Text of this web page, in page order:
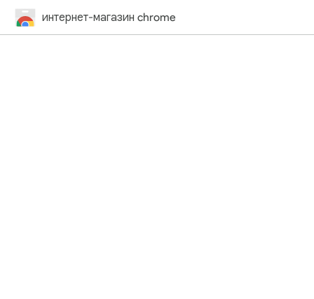
интернет-магазин chrome